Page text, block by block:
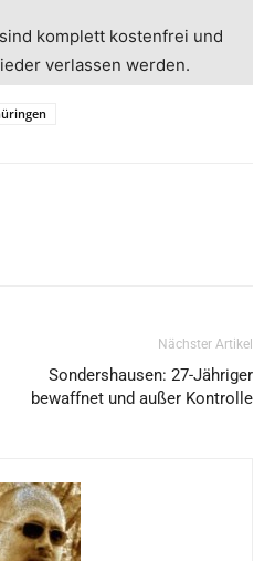
komplett kostenfrei und
verlassen werden.
Nächster Artikel
Sondershausen: 27-Jähriger
bewaffnet und außer Kontrolle